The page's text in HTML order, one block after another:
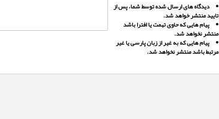
دیدگاه های ارسال شده توسط شما، پس از
تایید منتشر خواهد شد.
پیام هایی که حاوی تهمت یا افترا باشد
منتشر نخواهد شد.
پیام هایی که به غیر از زبان پارسی یا غیر
مرتبط باشد منتشر نخواهد شد.